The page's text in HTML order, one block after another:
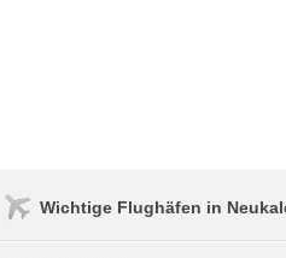
Wichtige Flughäfen in